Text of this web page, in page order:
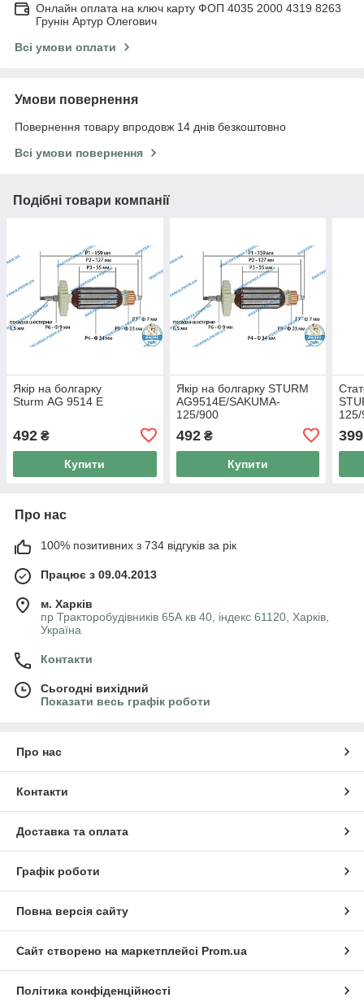
Онлайн оплата на ключ карту ФОП 4035 2000 4319 8263
Грунін Артур Олегович
Всі умови оплати
Умови повернення
Повернення товару впродовж 14 днів безкоштовно
Всі умови повернення
Подібні товари компанії
Якір на болгарку
Sturm AG 9514 E
492 ₴
Купити
Якір на болгарку STURM
AG9514E/SAKUMA-
125/900
492₴
Купити
399
Про нас
100% позитивних з 734 відгуків за рік
Працює з 09.04.2013
м. Харків
пр Тракторобудівників 65А кв 40, індекс 61120, Харків,
Україна
Контакти
Сьогодні вихідний
Показати весь графік роботи
Про нас
Контакти
Доставка та оплата
Графік роботи
Повна версія сайту
Сайт створено на маркетплейсі Prom.ua
Політика конфіденційності